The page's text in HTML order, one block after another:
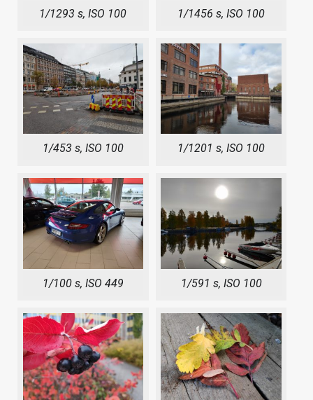
1/1293 s, ISO 100 1/1456 s, ISO 100
1/453 s, ISO 100 1/1201 s, ISO 100
1/100 s, ISO 449 1/591 s, ISO 100